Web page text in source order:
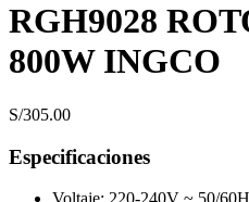
RGH9028
800W INGCO
S/305.00
Especificaciones